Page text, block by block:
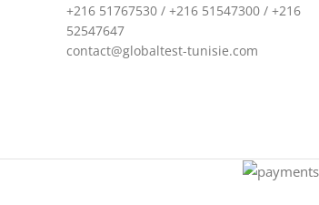
+216 51767530 / +216 51547300 / +216
52547647
contact@globaltest-tunisie.com